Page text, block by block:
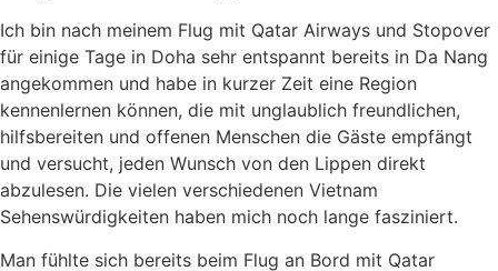
Ich bin nach meinem Flug mit Qatar Airways und Stopover
für einige Tage in Doha sehr entspannt bereits in Da Nang
angekommen und habe in kurzer Zeit eine Region
kennenlernen können, die mit unglaublich freundlichen,
hilfsbereiten und offenen Menschen die Gäste empfängt
und versucht, jeden Wunsch von den Lippen direkt
abzulesen. Die vielen verschiedenen Vietnam
Sehenswürdigkeiten haben mich noch lange fasziniert.
Man fühlte sich bereits beim Flug an Bord mit Qatar